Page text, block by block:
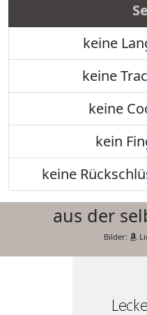
keine
keine
keine
kein
keine
aus der
Bilder: